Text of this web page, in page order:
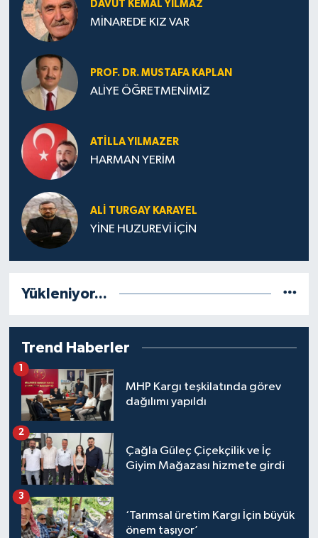
DAVUT KEMAL YILMAZ
MİNAREDE KIZ VAR
PROF. DR. MUSTAFA KAPLAN
ALİYE ÖĞRETMENİMİZ
ATILLA YILMAZER
HARMAN YERİM
ALI TURGAY KARAYEL
YİNE HUZUREVİ İÇİN
Yükleniyor...
Trend Haberler
MHP Kargı teşkilatında görev
dağılımı yapıldı
1
Çağla Güleç Çiçekçilik ve İç
Giyim Mağazası hizmete girdi
2
‘Tarımsal üretim Kargı İçin büyük
önem taşıyor’
3